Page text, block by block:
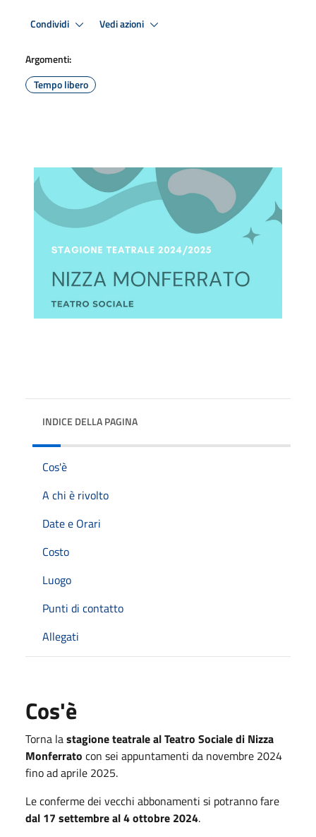
Condividi Vedi azioni
Argomenti:
Tempo libero
INDICE DELLA PAGINA
Cos'è
A chi è rivolto
Date e Orari
Costo
Luogo
Punti di contatto
Allegati
Cos'è
Torna lastagione teatrale al Teatro Sociale di Nizza
Monferrato con sei appuntamenti da novembre 2024
fino ad aprile 2025.
Le conferme dei vecchi abbonamenti si potranno fare
dal 17 settembre al 4 ottobre 2024.